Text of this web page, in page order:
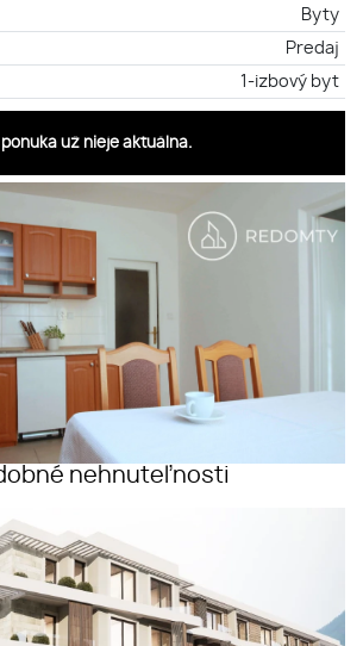
Byty
Predaj
1-izbový byt
už nieje aktuálna.
nehnuteľnosti